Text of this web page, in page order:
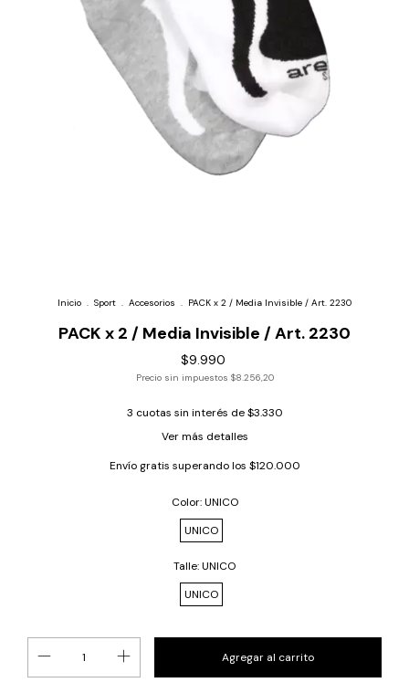
Inicio . Sport . Accesorios . PACK x 2 / Media Invisible / Art. 2230
PACK x 2 / Media Invisible / Art. 2230
$9.990
Precio sin impuestos $8.256,20
3 cuotas sin interés de$3.330
Ver más detalles
Envío gratis superando los $120.000
Color:UNICO
UNICO
Talle:UNICO
UNICO